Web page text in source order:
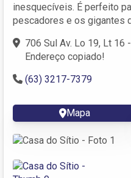
inesquecíveis. É perfeito
pescadores e os gigantes
706 Sul Av. Lo 19, Lt
Endereço copiado!
(63) 3217-7379
Mapa